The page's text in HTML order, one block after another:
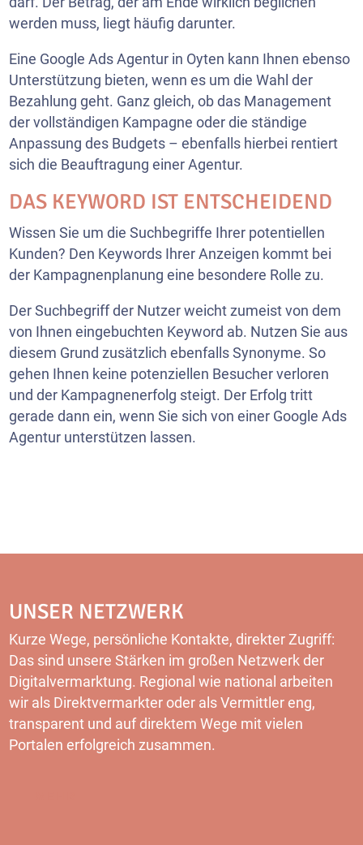
werden muss, liegt häufig darunter.
Eine Google Ads Agentur in Oyten kann Ihnen ebenso
Unterstützung bieten, wenn es um die Wahl der
Bezahlung geht. Ganz gleich, ob das Management
der vollständigen Kampagne oder die ständige
Anpassung des Budgets – ebenfalls hierbei rentiert
sich die Beauftragung einer Agentur.
DAS KEYWORD IST ENTSCHEIDEND
Wissen Sie um die Suchbegriffe Ihrer potentiellen
Kunden? Den Keywords Ihrer Anzeigen kommt bei
der Kampagnenplanung eine besondere Rolle zu.
Der Suchbegriff der Nutzer weicht zumeist von dem
von Ihnen eingebuchten Keyword ab. Nutzen Sie aus
diesem Grund zusätzlich ebenfalls Synonyme. So
gehen Ihnen keine potenziellen Besucher verloren
und der Kampagnenerfolg steigt. Der Erfolg tritt
gerade dann ein, wenn Sie sich von einer Google Ads
Agentur unterstützen lassen.
UNSER NETZWERK
Kurze Wege, persönliche Kontakte, direkter Zugriff:
Das sind unsere Stärken im großen Netzwerk der
Digitalvermarktung. Regional wie national arbeiten
wir als Direktvermarkter oder als Vermittler eng,
transparent und auf direktem Wege mit vielen
Portalen erfolgreich zusammen.